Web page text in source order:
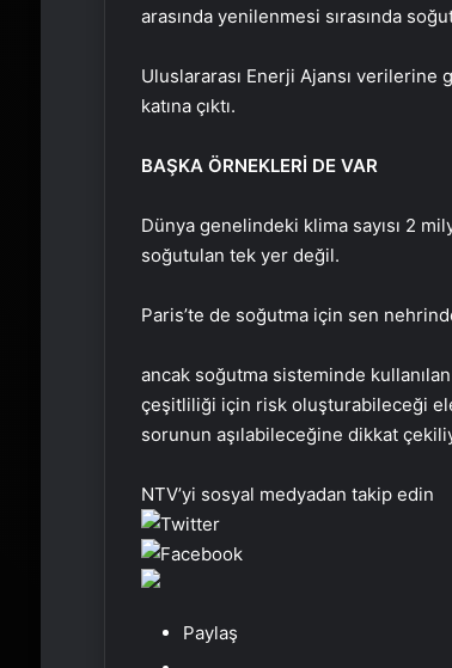
arasında yenilenmesi sırasında
Uluslararası Enerji Ajansı verilerine
katına çıktı.
BAŞKA ÖRNEKLERİ DE VAR
Dünya genelindeki klima sayısı 2
soğutulan tek yer değil.
Paris’te de soğutma için sen
ancak soğutma sisteminde
çeşitliliği için risk oluşturabileceği
sorunun aşılabileceğine dikkat
NTV’yi sosyal medyadan takip edin
Paylaş